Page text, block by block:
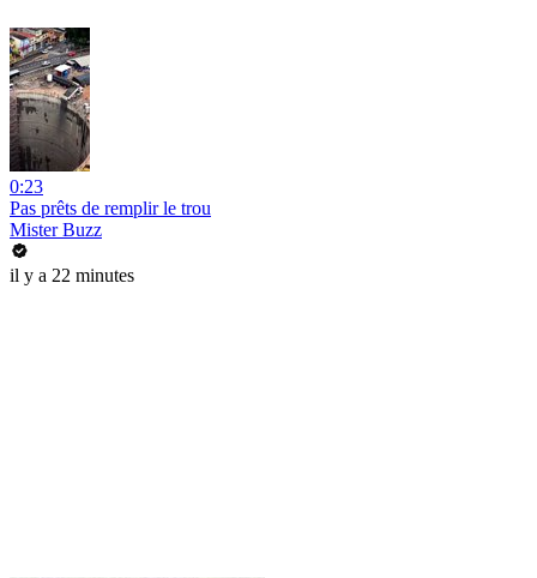
0:23
Pas prêts de remplir le trou
Mister Buzz
il y a 22 minutes